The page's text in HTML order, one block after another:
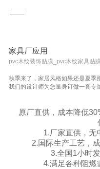
家具厂应用
pvc木纹装饰贴膜_pvc木纹家具贴膜
秋季来了，家居风格如果还是夏季
我们的设计师为您量身订做一套专
原厂直供，成本降低
1.厂家直供，无
2.国际生产工艺，
3.全国1小时
4.满足各种阻燃